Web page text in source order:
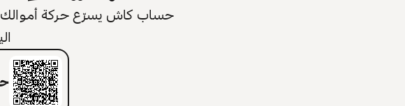
حساب كاش يسرّع حركة أموالك